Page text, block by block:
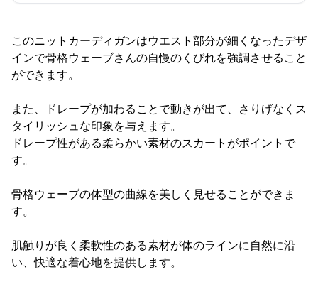
このニットカーディガンはウエスト部分が細くなったデザ
インで骨格ウェーブさんの自慢のくびれを強調させること
ができます。
また、ドレープが加わることで動きが出て、さりげなくス
タイリッシュな印象を与えます。
ドレープ性がある柔らかい素材のスカートがポイントで
す。
骨格ウェーブの体型の曲線を美しく見せることができま
す。
肌触りが良く柔軟性のある素材が体のラインに自然に沿
い、快適な着心地を提供します。